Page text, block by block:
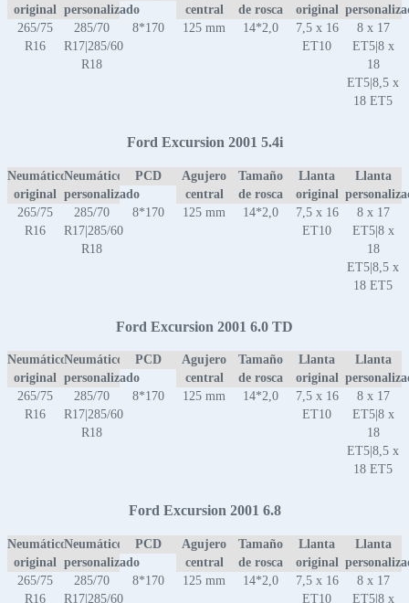
original personalizado
central
de rosca
original
265/75
R16
285/70
R17|285/60
R18
8*170 125 mm 14*2,0
7,5 x 16
ET10
8 x 17
ET5|8 x
18
ET5|8,5 x
18 ET5
Ford Excursion 2001 5.4i
Neumático
original
Neumático
personalizado
PCD
Agujero
central
Tamaño
de rosca
Llanta
original
Llanta
265/75
R16
285/70
R17|285/60
R18
8*170 125 mm 14*2,0
7,5 x 16
ET10
8 x 17
ET5|8 x
18
ET5|8,5 x
18 ET5
Ford Excursion 2001 6.0 TD
Neumático
original
Neumático
personalizado
PCD
Agujero
central
Tamaño
de rosca
Llanta
original
Llanta
265/75
R16
285/70
R17|285/60
R18
8*170 125 mm 14*2,0
7,5 x 16
ET10
8 x 17
ET5|8 x
18
ET5|8,5 x
18 ET5
Ford Excursion 2001 6.8
Neumático
original
Neumático
personalizado
PCD
Agujero
central
Tamaño
de rosca
Llanta
original
Llanta
265/75
R16
285/70
R17|285/60
8*170 125 mm 14*2,0
7,5 x 16
ET10
8 x 17
ET5|8 x